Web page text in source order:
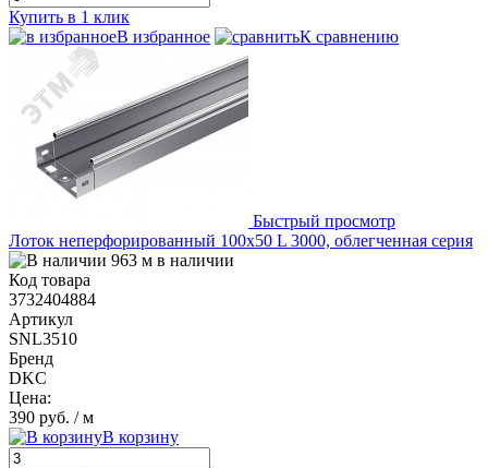
Купить в 1 клик
В избранное
К сравнению
Быстрый просмотр
Лоток неперфорированный 100х50 L 3000, облегченная серия
963 м в наличии
Код товара
3732404884
Артикул
SNL3510
Бренд
DKC
Цена:
390 руб. / м
В корзину